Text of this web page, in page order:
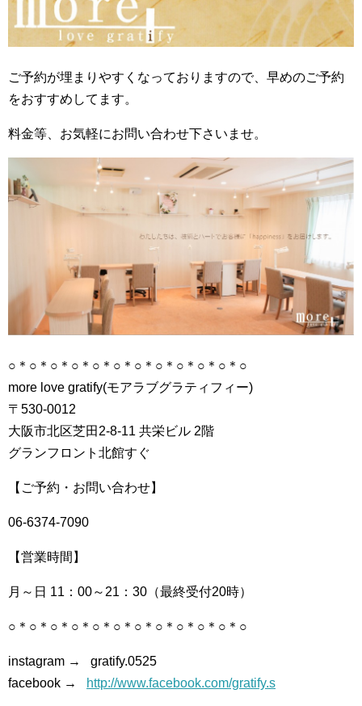
ご予約が埋まりやすくなっておりますので、早めのご予約
をおすすめしてます。
料金等、お気軽にお問い合わせ下さいませ。
○＊○＊○＊○＊○＊○＊○＊○＊○＊○＊○＊○
more love gratify(モアラブグラティフィー)
〒530-0012
大阪市北区芝田2-8-11 共栄ビル 2階
グランフロント北館すぐ
【ご予約・お問い合わせ】
06-6374-7090
【営業時間】
月～日 11：00～21：30（最終受付20時）
○＊○＊○＊○＊○＊○＊○＊○＊○＊○＊○＊○
instagram → gratify.0525
facebook →
http://www.facebook.com/gratify.s